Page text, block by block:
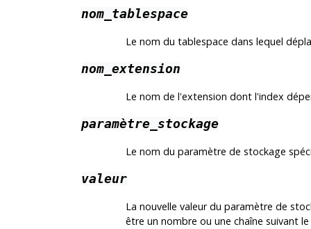
nom_tablespace
Le nom du tablespace dans lequel
nom_extension
Le nom de l'extension dont l'index
paramètre_stockage
Le nom du paramètre de stockage
valeur
La nouvelle valeur du paramètre de
être un nombre ou une chaîne suivant